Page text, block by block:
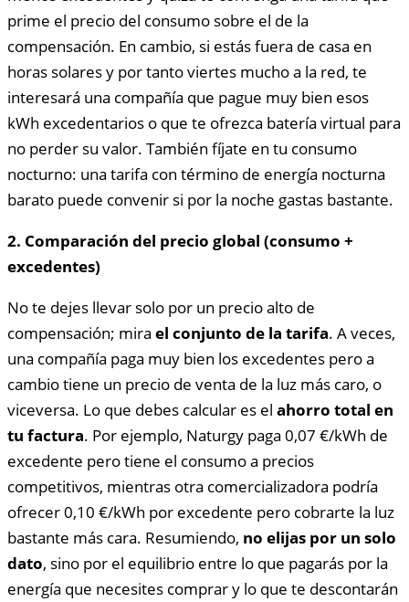
prime el precio del consumo sobre el de la
compensación. En cambio, si estás fuera de casa en
horas solares y por tanto viertes mucho a la red, te
interesará una compañía que pague muy bien esos
kWh excedentarios o que te ofrezca batería virtual para
no perder su valor. También fíjate en tu consumo
nocturno: una tarifa con término de energía nocturna
barato puede convenir si por la noche gastas bastante.
2. Comparación del precio global (consumo +
excedentes)
No te dejes llevar solo por un precio alto de
compensación; mira el conjunto de la tarifa. A veces,
una compañía paga muy bien los excedentes pero a
cambio tiene un precio de venta de la luz más caro, o
viceversa. Lo que debes calcular es el ahorro total en
tu factura. Por ejemplo, Naturgy paga 0,07 €/kWh de
excedente pero tiene el consumo a precios
competitivos, mientras otra comercializadora podría
ofrecer 0,10 €/kWh por excedente pero cobrarte la luz
bastante más cara. Resumiendo, no elijas por un solo
dato, sino por el equilibrio entre lo que pagarás por la
energía que necesites comprar y lo que te descontarán